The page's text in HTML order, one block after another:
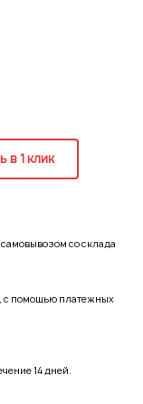
в 1 клик
со склада
с помощью платежных
14 дней.